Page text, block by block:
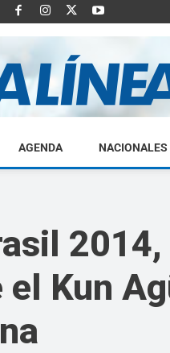
AGENDA NACIONALES
Kun